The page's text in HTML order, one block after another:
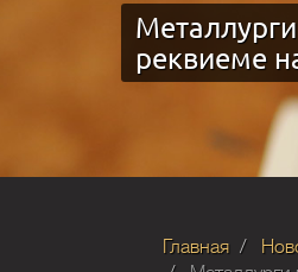
реквиеме
Главная